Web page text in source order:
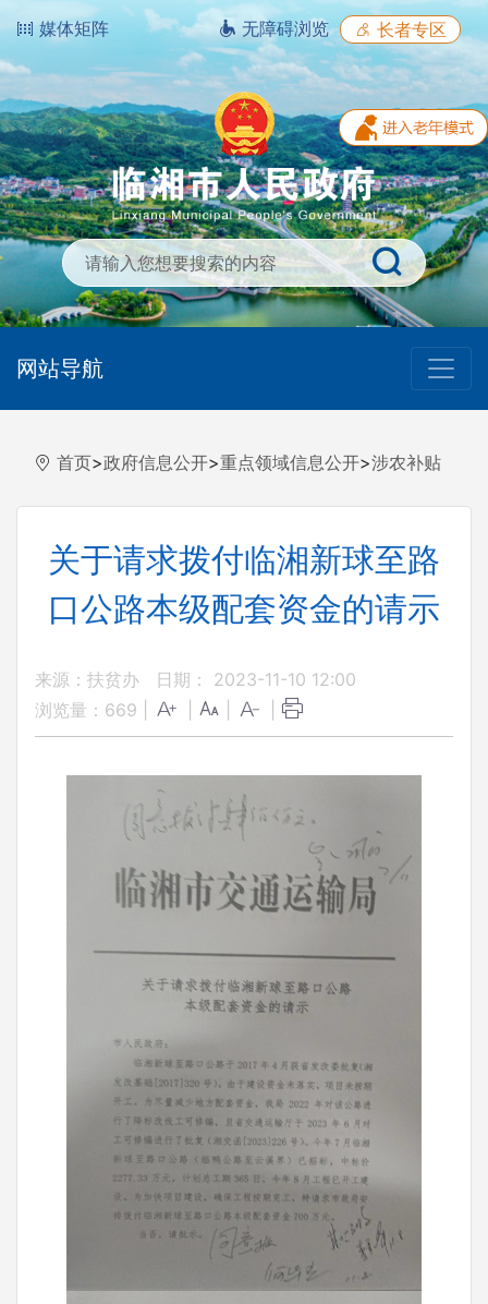
媒体矩阵 无障碍浏览 长者专区
网站导航
首页>政府信息公开>重点领域信息公开>涉农补贴
关于请求拨付临湘新球至路
口公路本级配套资金的请示
来源：扶贫办
日期： 2023-11-10 12:00
浏览量： 669